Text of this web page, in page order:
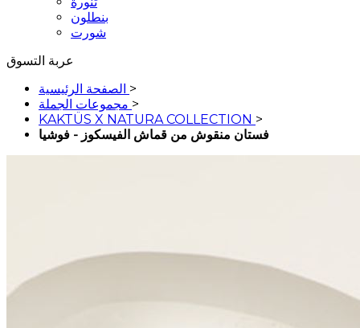
بنطلون
شورت
عربة التسوق
الصفحة الرئيسية >
مجموعات الجملة >
KAKTÜS X NATURA COLLECTION >
فستان منقوش من قماش الفيسكوز - فوشيا